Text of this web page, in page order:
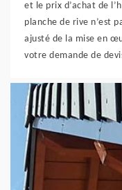
et le prix d’achat de
planche de rive n’est
ajusté de la mise en
votre demande de